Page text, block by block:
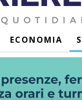
ECONOMIA